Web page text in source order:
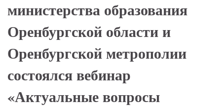
министерства образования
Оренбургской области и
Оренбургской метрополии
состоялся вебинар
«Актуальные вопросы